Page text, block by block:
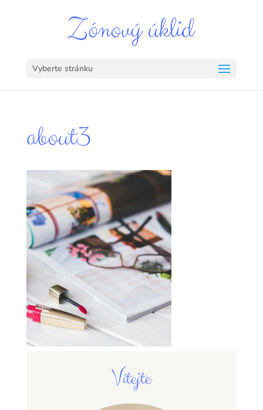
Vyberte stránku
about3
Vítejte